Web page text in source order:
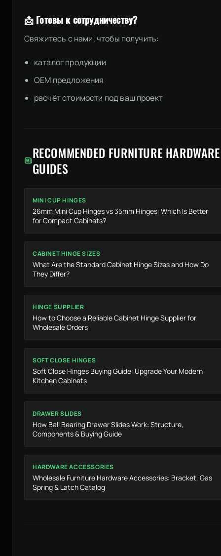
📩 Готовы к сотрудничеству?
Свяжитесь с нами, чтобы получить:
каталог продукции
OEM предложения
расчёт стоимости под ваш проект
RECOMMENDED FURNITURE HARDWARE
GUIDES
MINI CUP HINGES
26mm Mini Cup Hinges vs 35mm Hinges: Which Is Better
for Compact Cabinets?
CABINET HINGE SIZES
What Are the Standard Cabinet Hinge Sizes and How Do
They Differ?
HINGE SUPPLIER
How to Choose a Reliable Cabinet Hinge Supplier for
Wholesale Orders
SOFT CLOSE HINGES
Soft Close Hinges Buying Guide: Upgrade Your Modern
Kitchen Cabinets
DRAWER SLIDES
How Ball Bearing Drawer Slides Work: Structure,
Components & Buying Guide
HARDWARE ACCESSORIES
Wholesale Furniture Hardware Accessories: Bracket, Gas
Spring & Latch Catalog